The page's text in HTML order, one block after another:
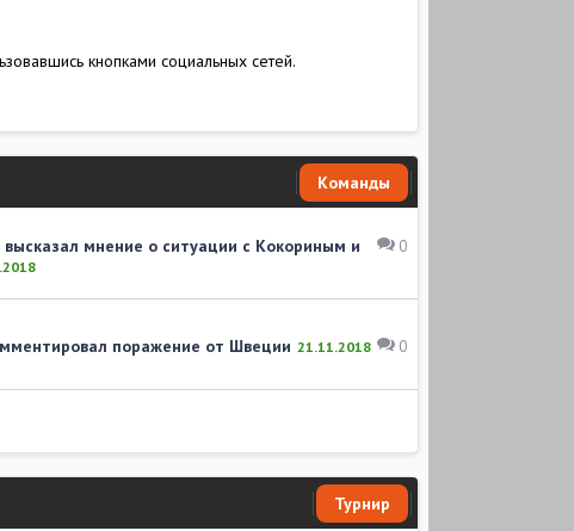
кнопками социальных сетей.
Команды
0
мнение о ситуации с Кокориным и
0
поражение от Швеции 21.11.2018
Турнир